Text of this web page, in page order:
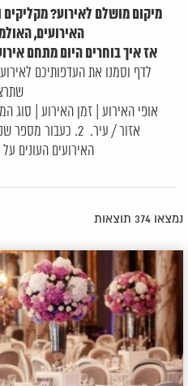
מיקום מושלם לאירוע? מקליקים
האירועים,
אז איך בוחרים היום מתחם
לדף וסמנו את העדפותיכם
אופי האירוע | זמן האירוע | סוג
אזור / עיר. 2. כעבור
האירועים העונים
נמצאו 374 תוצאות